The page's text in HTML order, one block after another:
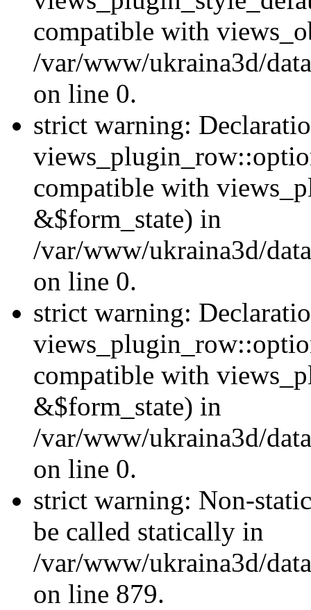
compatible with
/var/www/ukraina3d/
on line 0.
strict warning:
compatible with
&$form_state) in
/var/www/ukraina3d/
on line 0.
strict warning:
compatible with
&$form_state) in
/var/www/ukraina3d/
on line 0.
strict warning: Non-
be called statically in
/var/www/ukraina3d/
on line 879.